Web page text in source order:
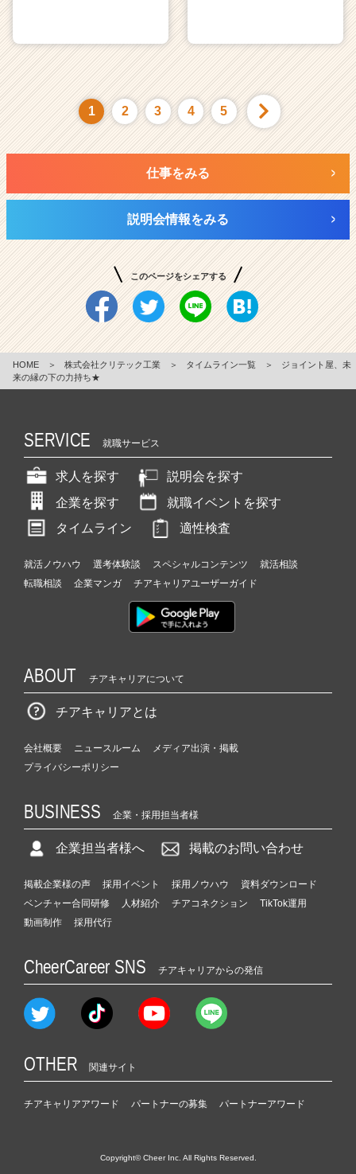
1 2 3 4 5
仕事をみる
説明会情報をみる
このページをシェアする
HOME ＞ 株式会社クリテック工業 ＞ タイムライン一覧 ＞
ジョイント屋、未
来の縁の下の力持ち★
SERVICE 就職サービス
求人を探す
説明会を探す
企業を探す
就職イベントを探す
タイムライン
適性検査
就活ノウハウ 選考体験談 スペシャルコンテンツ
就活相談
転職相談
企業マンガ チアキャリアユーザーガイド
ABOUT チアキャリアについて
チアキャリアとは
会社概要 ニュースルーム
メディア出演・掲載
プライバシーポリシー
BUSINESS 企業・採用担当者様
企業担当者様へ 掲載のお問い合わせ
掲載企業様の声 採用イベント 採用ノウハウ
資料ダウンロード
ベンチャー合同研修
人材紹介 チアコネクション
TikTok運用
動画制作
採用代行
CheerCareer SNS チアキャリアからの発信
OTHER 関連サイト
チアキャリアアワード パートナーの募集 パートナーアワード
Copyright© Cheer Inc. All Rights Reserved.